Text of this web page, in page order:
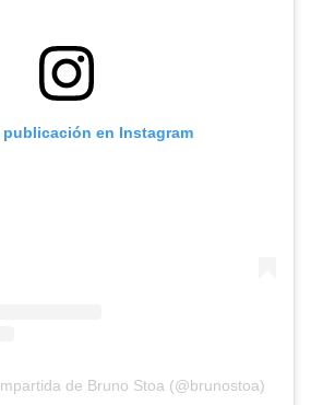
publicación en Instagram
de Bruno Stoa (@brunostoa)